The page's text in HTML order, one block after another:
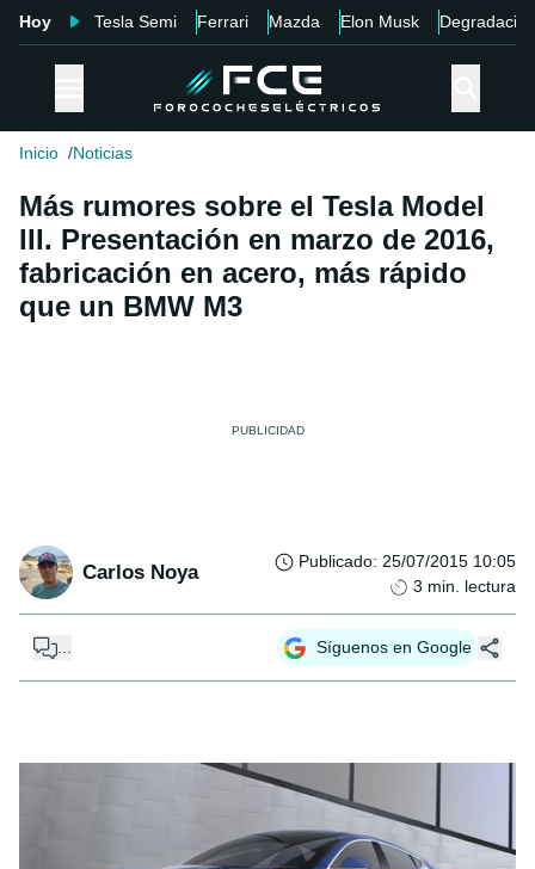
Hoy Tesla Semi Ferrari Mazda Elon Musk Degradación
Inicio Noticias
Más rumores sobre el Tesla Model
III. Presentación en marzo de 2016,
fabricación en acero, más rápido
que un BMW M3
Carlos Noya Publicado: 25/07/2015 10:05
3 min. lectura
... Síguenos en Google